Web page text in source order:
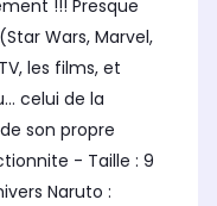
!!! Presque
Wars, Marvel,
les films, et
celui de la
son propre
- Taille : 9
Naruto :